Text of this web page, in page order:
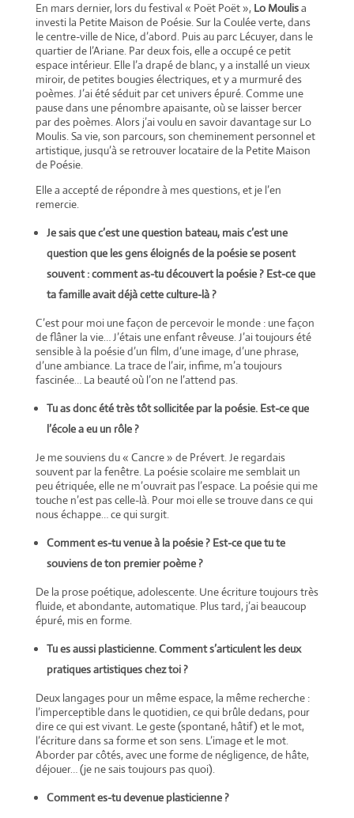
En mars dernier, lors du festival « Poët Poët », Lo Moulisa
investi la Petite Maison de Poésie. Sur la Coulée verte, dans
le centre-ville de Nice, d’abord. Puis au parc Lécuyer, dans le
quartier de l’Ariane. Par deux fois, elle a occupé ce petit
espace intérieur. Elle l’a drapé de blanc, y a installé un vieux
miroir, de petites bougies électriques, et y a murmuré des
poèmes. J’ai été séduit par cet univers épuré. Comme une
pause dans une pénombre apaisante, où se laisser bercer
par des poèmes. Alors j’ai voulu en savoir davantage sur Lo
Moulis. Sa vie, son parcours, son cheminement personnel et
artistique, jusqu’à se retrouver locataire de la Petite Maison
de Poésie.
Elle a accepté de répondre à mes questions, et je l’en
remercie.
Je sais que c’est une question bateau, mais c’est une
question que les gens éloignés de la poésie se posent
souvent : comment as-tu découvert la poésie ? Est-ce que
ta famille avait déjà cette culture-là ?
C’est pour moi une façon de percevoir le monde : une façon
de flâner la vie… J’étais une enfant rêveuse. J’ai toujours été
sensible à la poésie d’un film, d’une image, d’une phrase,
d’une ambiance. La trace de l’air, infime, m’a toujours
fascinée… La beauté où l’on ne l’attend pas.
Tu as donc été très tôt sollicitée par la poésie. Est-ce que
l’école a eu un rôle ?
Je me souviens du « Cancre » de Prévert. Je regardais
souvent par la fenêtre. La poésie scolaire me semblait un
peu étriquée, elle ne m’ouvrait pas l’espace. La poésie qui me
touche n’est pas celle-là. Pour moi elle se trouve dans ce qui
nous échappe… ce qui surgit.
Comment es-tu venue à la poésie ? Est-ce que tu te
souviens de ton premier poème ?
De la prose poétique, adolescente. Une écriture toujours très
fluide, et abondante, automatique. Plus tard, j’ai beaucoup
épuré, mis en forme.
Tu es aussi plasticienne. Comment s’articulent les deux
pratiques artistiques chez toi ?
Deux langages pour un même espace, la même recherche :
l’imperceptible dans le quotidien, ce qui brûle dedans, pour
dire ce qui est vivant. Le geste (spontané, hâtif) et le mot,
l’écriture dans sa forme et son sens. L’image et le mot.
Aborder par côtés, avec une forme de négligence, de hâte,
déjouer… (je ne sais toujours pas quoi).
Comment es-tu devenue plasticienne ?